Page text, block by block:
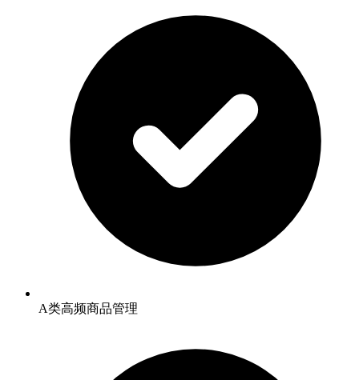
A类高频商品管理